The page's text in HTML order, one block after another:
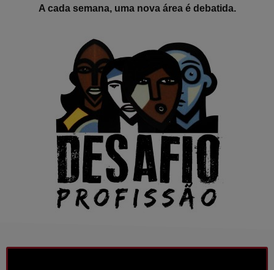
A cada semana, uma nova área é debatida.